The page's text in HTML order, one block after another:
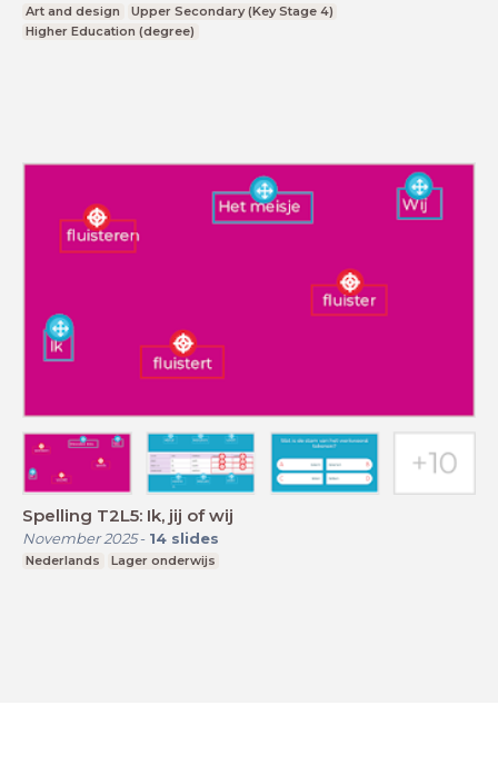
Art and design
Upper Secondary (Key Stage 4)
Higher Education (degree)
Spelling T2L5: Ik, jij of wij
November 2025- 14 slides
Nederlands Lager onderwijs